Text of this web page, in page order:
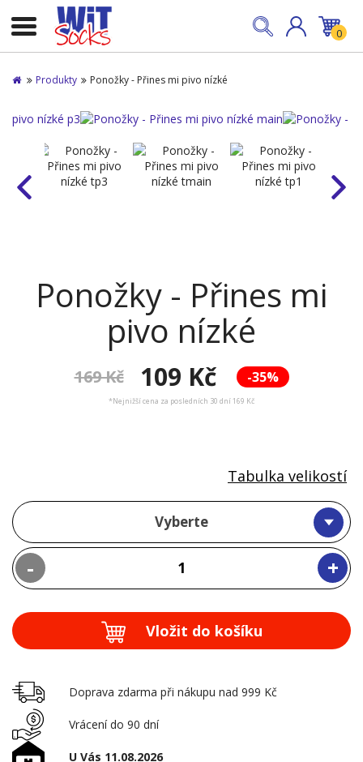
0
Produkty Ponožky - Přines mi pivo nízké
Ponožky - Přines mi
pivo nízké
-35%
169 Kč 109 Kč
*Nejnižší cena za posledních 30 dní 169 Kč
Vyberte
- +
Tabulka velikostí
Vložit do košíku
Doprava zdarma při nákupu nad 999 Kč
Vrácení do 90 dní
U Vás 11.08.2026